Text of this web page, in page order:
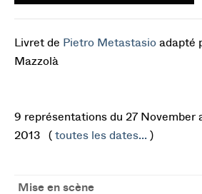
Livret de Pietro Metastasio adapté
Mazzolà
9 représentations du 27 November
2013 ( toutes les dates... )
Mise en scène